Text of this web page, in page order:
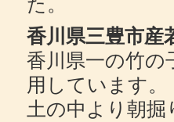
た。
香川県三豊市産
香川県一の竹の
用しています。
土の中より朝